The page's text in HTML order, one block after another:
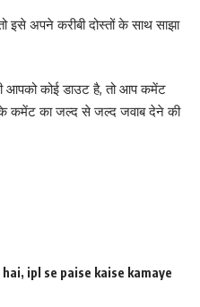
अपने करीबी दोस्तों के साथ साझा
आपको कोई डाउट है, तो आप कमेंट
कमेंट का जल्द से जल्द जवाब देने की
hai, ipl se paise kaise kamaye